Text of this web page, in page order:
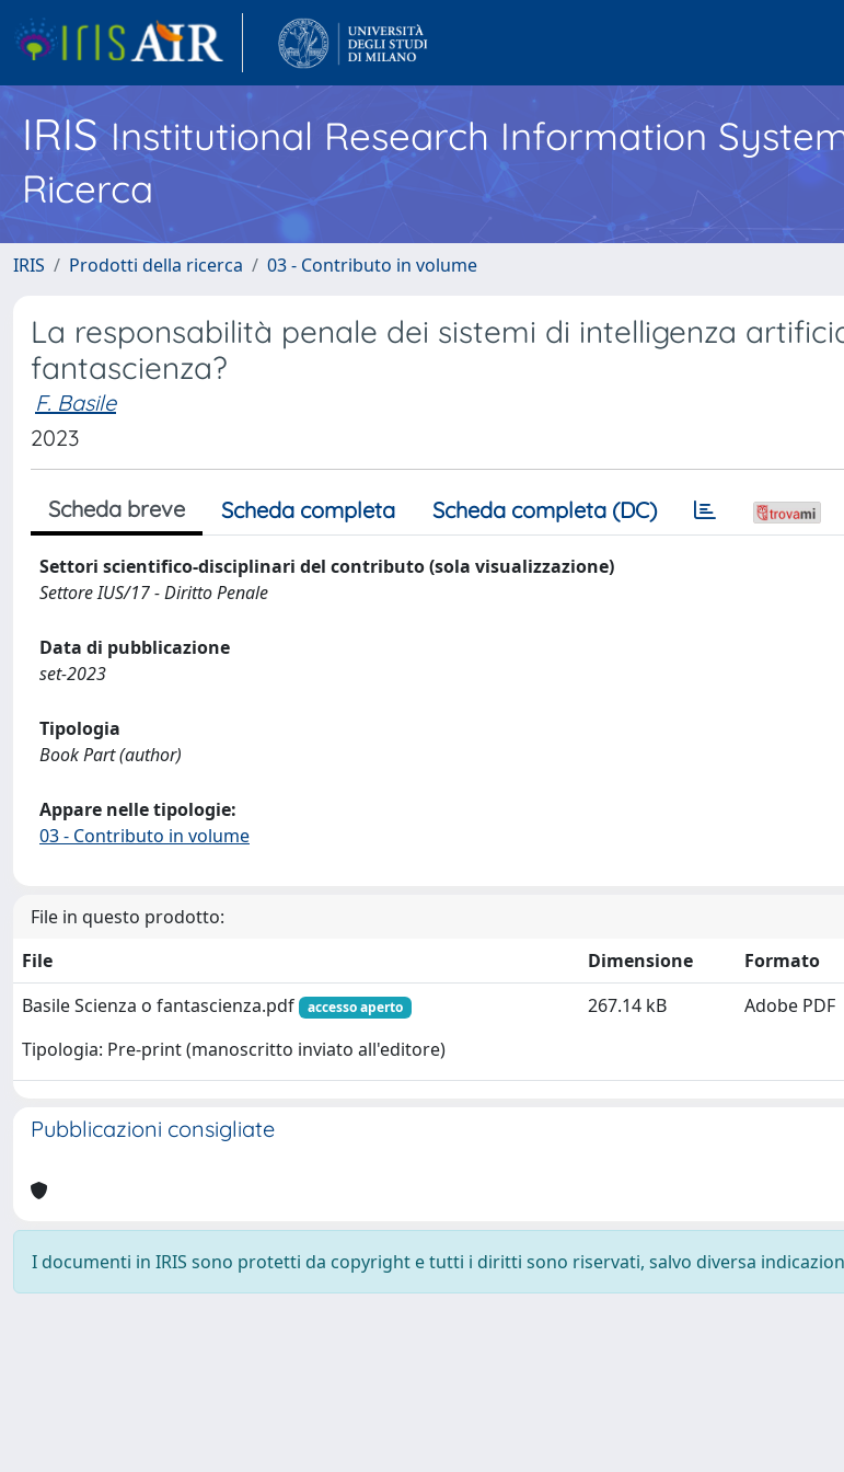
IRISInstitutional Research Information
Ricerca
IRIS Prodotti della ricerca 03 - Contributo in volume
La responsabilità penale dei sistemi di intelligenza
fantascienza?
F. Basile
2023
Scheda breve Scheda completa Scheda completa (DC)
Settori scientifico-disciplinari del contributo (sola visualizzazione)
Settore IUS/17 - Diritto Penale
Data di pubblicazione
set-2023
Tipologia
Book Part (author)
Appare nelle tipologie:
03 - Contributo in volume
File in questo prodotto:
File
Dimensione
Formato
Basile Scienza o fantascienza.pdf
accesso aperto
Tipologia: Pre-print (manoscritto inviato all'editore)
267.14 kB Adobe PDF
Pubblicazioni consigliate
I documenti in IRIS sono protetti da copyright e tutti i diritti sono riservati, salvo diversa